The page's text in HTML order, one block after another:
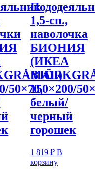
50×70,
1,5-сп.,
наволочка
БИОНИЯ
(ИКЕА
150×200/
белый/
черный
горошек
1 819 ₽ В
корзину